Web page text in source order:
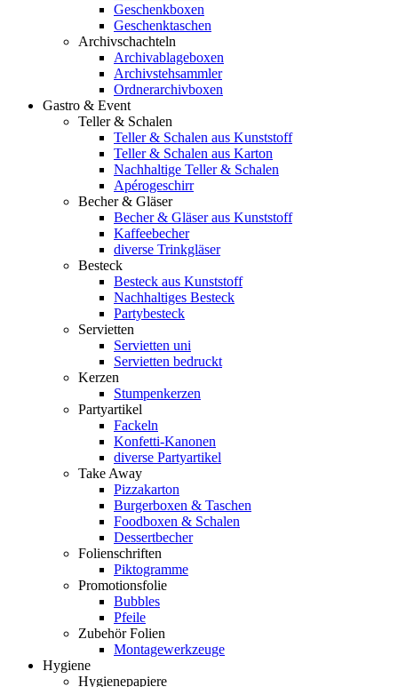
Geschenkboxen
Geschenktaschen
Archivschachteln
Archivablageboxen
Archivstehsammler
Ordnerarchivboxen
Gastro & Event
Teller & Schalen
Teller & Schalen aus Kunststoff
Teller & Schalen aus Karton
Nachhaltige Teller & Schalen
Apérogeschirr
Becher & Gläser
Becher & Gläser aus Kunststoff
Kaffeebecher
diverse Trinkgläser
Besteck
Besteck aus Kunststoff
Nachhaltiges Besteck
Partybesteck
Servietten
Servietten uni
Servietten bedruckt
Kerzen
Stumpenkerzen
Partyartikel
Fackeln
Konfetti-Kanonen
diverse Partyartikel
Take Away
Pizzakarton
Burgerboxen & Taschen
Foodboxen & Schalen
Dessertbecher
Folienschriften
Piktogramme
Promotionsfolie
Bubbles
Pfeile
Zubehör Folien
Montagewerkzeuge
Hygiene
Hygienepapiere